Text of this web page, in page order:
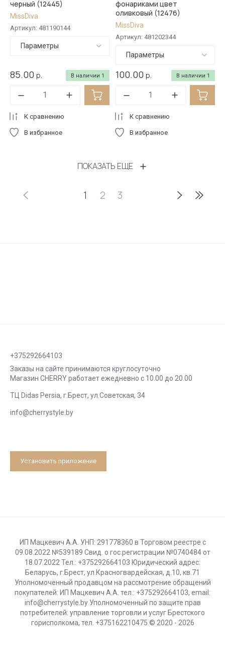
черный (12445)
MissDiva
Артикул: 481190144
Параметры
В наличии 1
85.00 р.
К сравнению
В избранное
фонариками цвет
оливковый (12476)
MissDiva
Артикул: 481202344
Параметры
В наличии 1
100.00 р.
К сравнению
В избранное
ПОКАЗАТЬ ЕЩЕ
1 2 3
+375292664103
Заказы на сайте принимаются круглосуточно
Магазин CHERRY работает ежедневно с 10.00 до 20.00
ТЦ Didas Persia, г.Брест, ул.Советская, 34
info@cherrystyle.by
Установить приложение
ИП Мацкевич А.А. УНП: 291778360 в Торговом реестре с
09.08.2022 №539189 Свид. о гос.регистрации №0740484 от
18.07.2022 Тел.: +375292664103 Юридический адрес:
Беларусь, г.Брест, ул.Красногвардейская, д.10, кв.71
Уполномоченный продавцом на рассмотрение обращений
покупателей: ИП Мацкевич А.А. тел.: +375292664103, email:
info@cherrystyle.by Уполномоченный по защите прав
потребителей: управление торговли и услуг Брестского
горисполкома, тел. +375162210475 © 2020 - 2026